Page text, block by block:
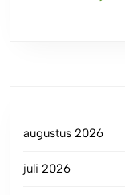
augustus 2026
juli 2026